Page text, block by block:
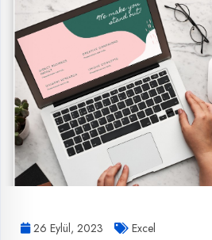
26 Eylül, 2023 Excel